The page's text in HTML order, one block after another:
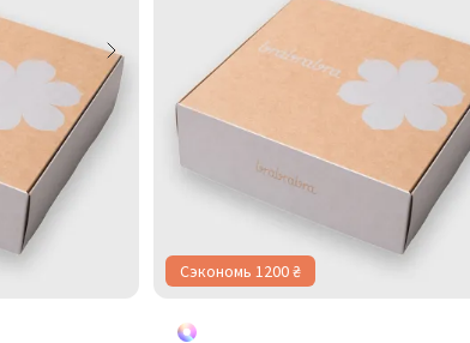
Сэкономь 1200 ₴